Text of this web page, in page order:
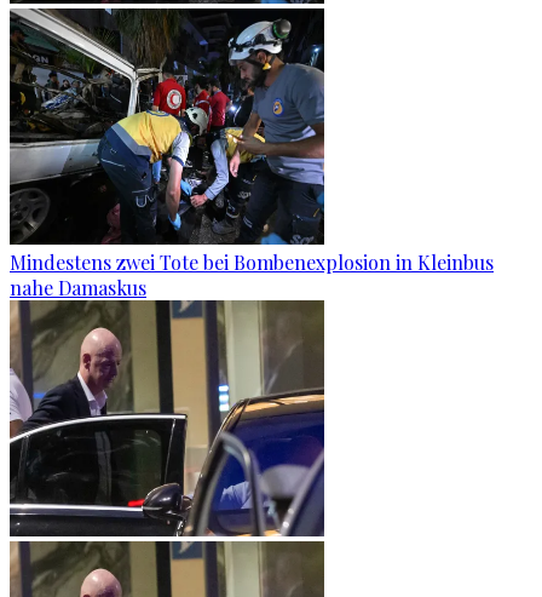
Mindestens zwei Tote bei Bombenexplosion in Kleinbus
nahe Damaskus